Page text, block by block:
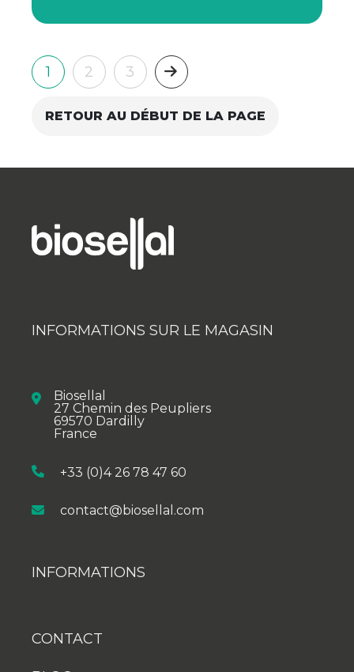
1 2 3 Suivant
RETOUR AU DÉBUT DE LA PAGE
INFORMATIONS SUR LE MAGASIN
Biosellal
27 Chemin des Peupliers
69570 Dardilly
France
+33 (0)4 26 78 47 60
contact@biosellal.com
INFORMATIONS
CONTACT